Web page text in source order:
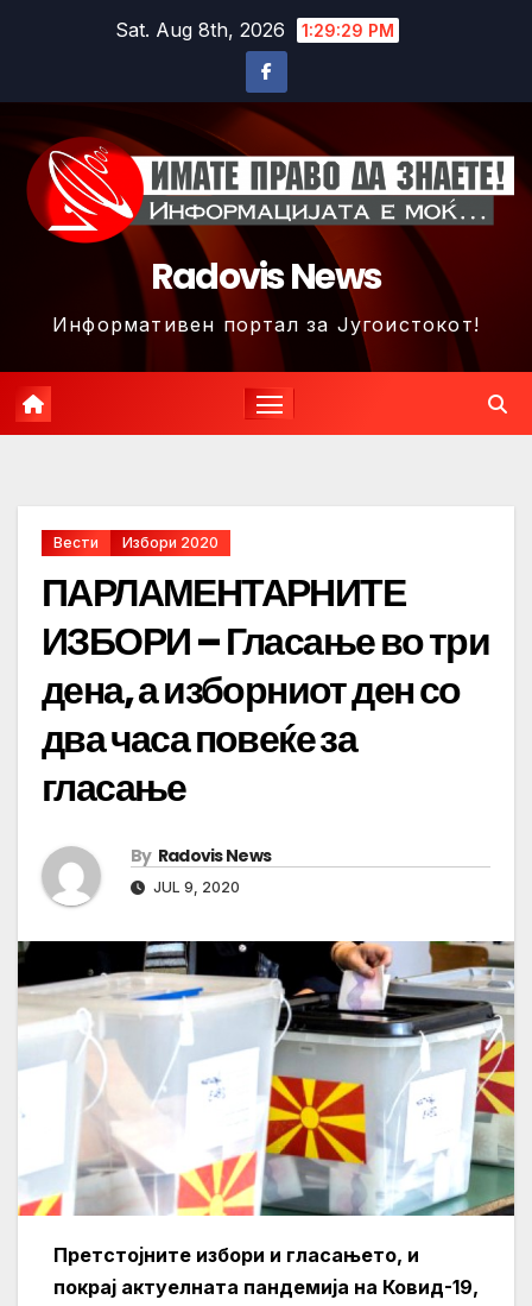
Sat. Aug 8th, 2026 1:29:32 PM
Radovis News
Информативен портал за Југоистокот!
Вести Избори 2020
ПАРЛАМЕНТАРНИТЕ
ИЗБОРИ – Гласање во три
дена, а изборниот ден со
два часа повеќе за
гласање
By Radovis News
JUL 9, 2020
Претстојните избори и гласањето, и
покрај актуелната пандемија на Ковид-19,